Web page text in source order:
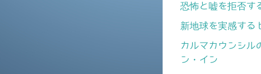
恐怖と嘘を拒否す
新地球を実感する
カルマカウンシル
ン・イン